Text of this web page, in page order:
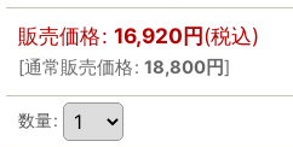
販売価格: 16,920円(税込)
[通常販売価格: 18,800円]
数量: